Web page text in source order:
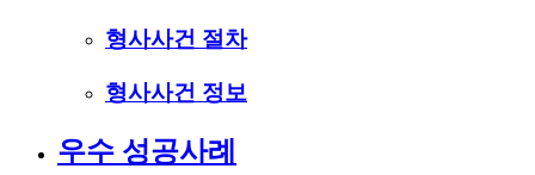
형사사건 절차
형사사건 정보
우수 성공사례